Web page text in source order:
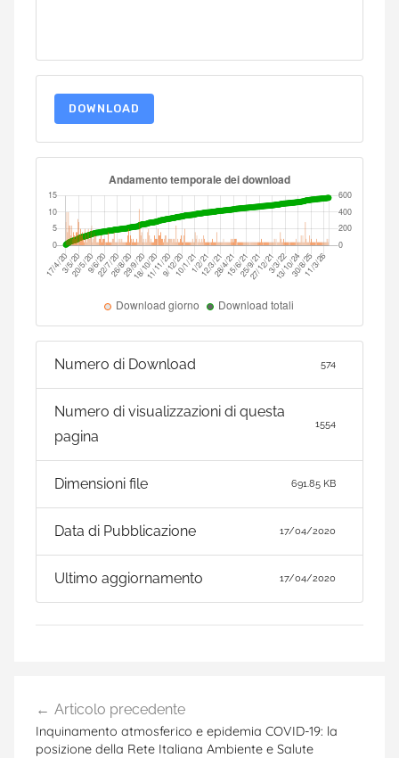
DOWNLOAD
Numero di Download 574
Numero di visualizzazioni di questa
pagina
1554
Dimensioni file 691.85 KB
Data di Pubblicazione 17/04/2020
Ultimo aggiornamento 17/04/2020
articoli
Articolo precedente
Inquinamento atmosferico e epidemia COVID-19: la
posizione della Rete Italiana Ambiente e Salute